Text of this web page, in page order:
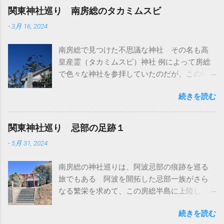
関東神社巡り 南房総のタカミムスビ
-3月 16, 2024
南房総で見つけた不思議な神社 その名も高
皇産霊（タカミムスビ）神社 例によって房総
で色々な神社を参拝していたのだが、この神
南房総の隣にある館山市にも同じ名前の神社
があって、そこには参拝した 館山市の高皇産
霊神社は町の中にポツンとある小さくて素朴
な神社だ ここは別名が高井神社とも言われて
らタカイへ訛ったのかも知れない いずれにし
ても、墨田区の高木神社同様に神仏分離で寺
から切り離されたものと思われる そのため、
そういうこともあって、南房総千倉にある高
続きを読む
関東神社巡り 忌部の足跡１
- 5月 31, 2024
南房総の神社巡りは、阿波忌部の痕跡を巡る
旅でもある 阿波を開拓した忌部一族がさら
なる繁栄を求めて、この房総半島に上陸し、
のこの地は四国の阿波（あわ）にちなんで同
続きを読む